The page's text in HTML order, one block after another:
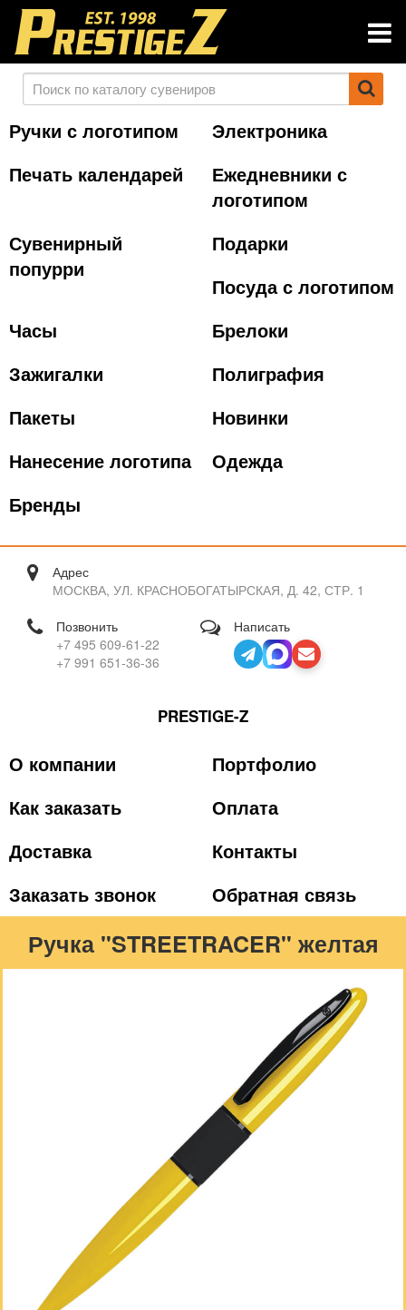
Ручки с логотипом
Электроника
Печать календарей
Ежедневники с
логотипом
Сувенирный
попурри
Подарки
Посуда с логотипом
Часы
Брелоки
Зажигалки
Полиграфия
Пакеты
Новинки
Нанесение логотипа
Одежда
Бренды
Адрес
МОСКВА, УЛ. КРАСНОБОГАТЫРСКАЯ, Д. 42, СТР. 1
Позвонить
+7 495 609-61-22
+7 991 651-36-36
Написать
PRESTIGE-Z
О компании
Портфолио
Как заказать
Оплата
Доставка
Контакты
Заказать звонок
Обратная связь
Ручка "STREETRACER" желтая